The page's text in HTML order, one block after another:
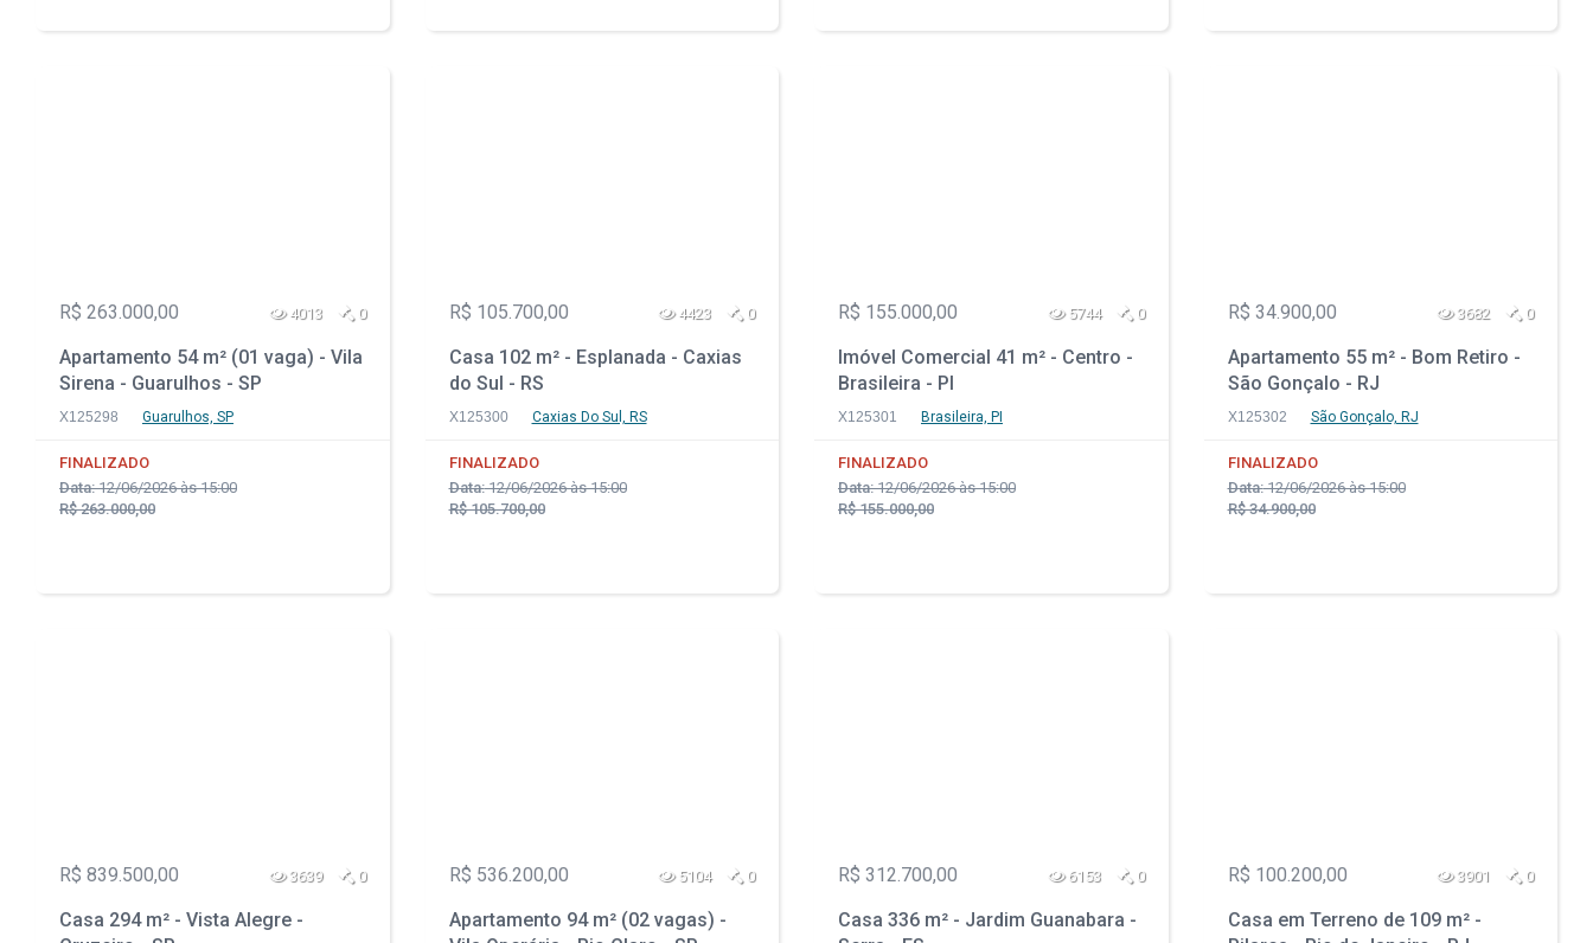
R$ 263.000,00 4013 0
Apartamento 54 m² (01 vaga) - Vila
Sirena - Guarulhos - SP
X125298 Guarulhos, SP
FINALIZADO
Data:12/06/2026 às 15:00
R$ 263.000,00
R$ 105.700,00 4423 0
Casa 102 m² - Esplanada - Caxias
do Sul - RS
X125300 Caxias Do Sul, RS
FINALIZADO
Data:12/06/2026 às 15:00
R$ 105.700,00
R$ 155.000,00 5744 0
Imóvel Comercial 41 m² - Centro -
Brasileira - PI
X125301 Brasileira, PI
FINALIZADO
Data:12/06/2026 às 15:00
R$ 155.000,00
R$ 34.900,00 3682 0
Apartamento 55 m² - Bom Retiro -
São Gonçalo - RJ
X125302 São Gonçalo, RJ
FINALIZADO
Data:12/06/2026 às 15:00
R$ 34.900,00
R$ 839.500,00 3639 0
Casa 294 m² - Vista Alegre -
R$ 536.200,00 5104 0
Apartamento 94 m² (02 vagas) -
R$ 312.700,00 6153 0
Casa 336 m² - Jardim Guanabara -
R$ 100.200,00 3901 0
Casa em Terreno de 109 m² -